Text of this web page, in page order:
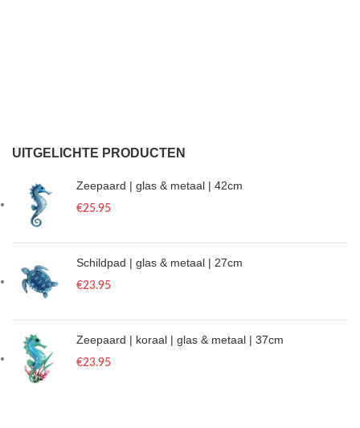
UITGELICHTE PRODUCTEN
Zeepaard | glas & metaal | 42cm
€25.95
Schildpad | glas & metaal | 27cm
€23.95
Zeepaard | koraal | glas & metaal | 37cm
€23.95